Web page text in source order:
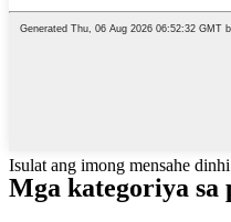
Isulat ang imong mensahe
Mga kategoriya sa